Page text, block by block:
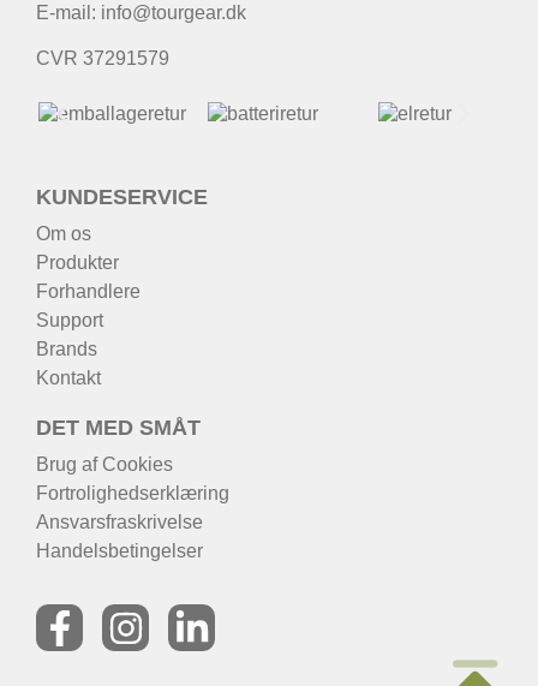
E-mail: info@tourgear.dk
CVR 37291579
KUNDESERVICE
Om os
Produkter
Forhandlere
Support
Brands
Kontakt
DET MED SMÅT
Brug af Cookies
Fortrolighedserklæring
Ansvarsfraskrivelse
Handelsbetingelser